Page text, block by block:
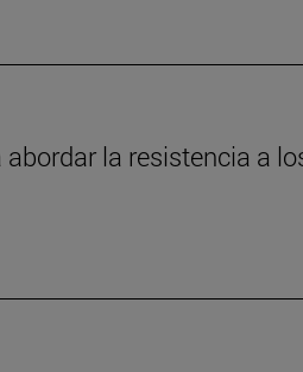
la resistencia a